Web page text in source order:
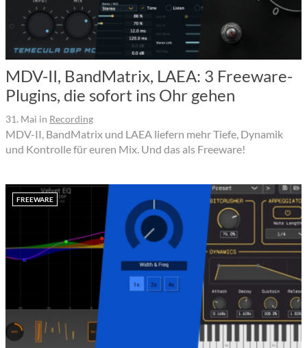
MDV-II, BandMatrix, LAEA: 3 Freeware-
Plugins, die sofort ins Ohr gehen
31. Mai in Recording
MDV-II, BandMatrix und LAEA liefern mehr Tiefe, Dynamik
und Kontrolle für euren Mix. Und das als Freeware!
FREEWARE